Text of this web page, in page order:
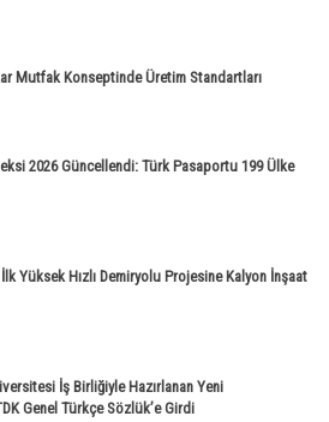
Mutfak Konseptinde Üretim Standartları
2026 Güncellendi: Türk Pasaportu 199 Ülke
Yüksek Hızlı Demiryolu Projesine Kalyon İnşaat
İş Birliğiyle Hazırlanan Yeni
Genel Türkçe Sözlük’e Girdi